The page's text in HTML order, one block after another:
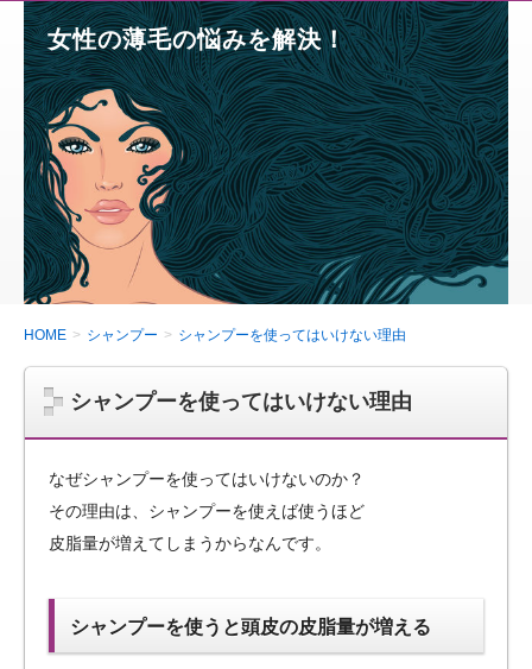
女性の薄毛の悩みを解決！
HOME シャンプー シャンプーを使ってはいけない理由
シャンプーを使ってはいけない理由
なぜシャンプーを使ってはいけないのか？
その理由は、シャンプーを使えば使うほど
皮脂量が増えてしまうからなんです。
シャンプーを使うと頭皮の皮脂量が増える